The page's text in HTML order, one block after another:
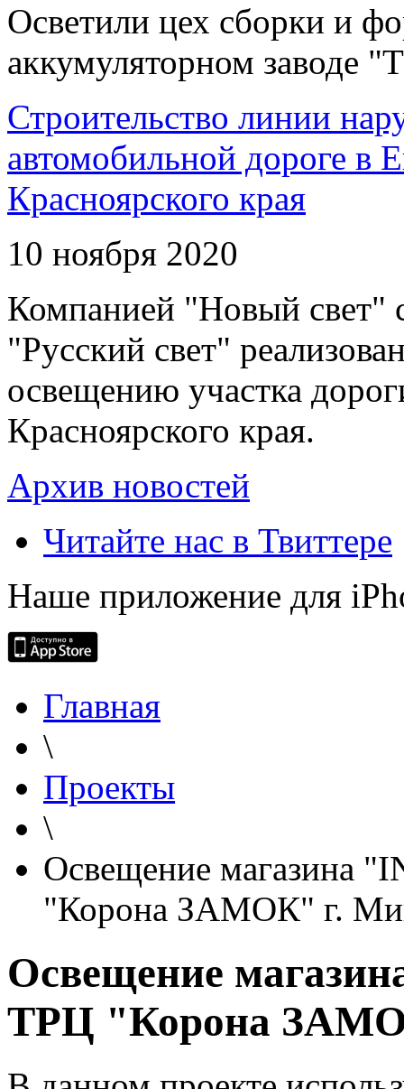
Осветили цех сборки и
аккумуляторном заводе
Строительство линии
автомобильной дороге в
Красноярского края
10 ноября 2020
Компанией "Новый свет"
"Русский свет"
освещению участка
Красноярского края.
Архив новостей
Читайте нас в Твиттере
Наше приложение для
Главная
\
Проекты
\
Освещение магазина
"Корона ЗАМОК" г.
Освещение
ТРЦ "Корона